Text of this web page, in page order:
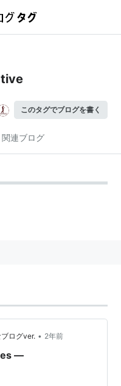
このタグでブログを書く
関連ブログ
ログver. • 2年前
—